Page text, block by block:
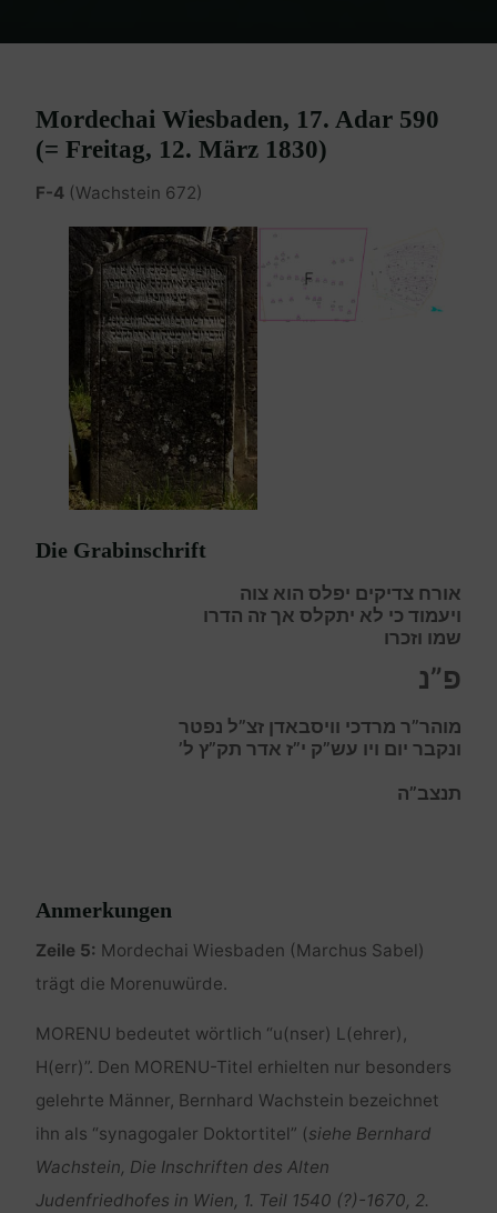
Mordechai Wiesbaden, 17. Adar 590
(= Freitag, 12. März 1830)
F-4(Wachstein 672)
Die Grabinschrift
אורח צדיקים יפלס הוא צוה
ויעמוד כי לא יתקלס אך זה הדרו
שמו וזכרו
פ”נ
מוהר”ר מרדכי וויסבאדן זצ”ל נפטר
ונקבר יום ויו עש”ק י”ז אדר תק”ץ ל’
תנצב”ה
Anmerkungen
Zeile 5: Mordechai Wiesbaden (Marchus Sabel)
trägt die Morenuwürde.
MORENU bedeutet wörtlich “u(nser) L(ehrer),
H(err)”. Den MORENU-Titel erhielten nur besonders
gelehrte Männer, Bernhard Wachstein bezeichnet
ihn als “synagogaler Doktortitel” (siehe Bernhard
Wachstein, Die Inschriften des Alten
Judenfriedhofes in Wien, 1. Teil 1540 (?)-1670, 2.